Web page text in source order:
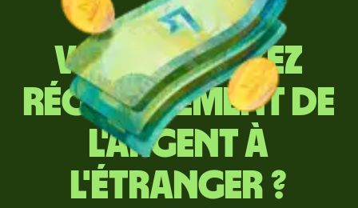
Vous envoyez
régulièrement de
l'argent à
l'étranger ?